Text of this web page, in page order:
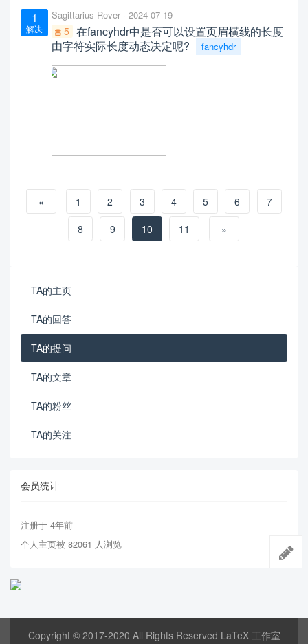
1
解决
Sagittarius Rover 2024-07-19
5 在fancyhdr中是否可以设置页眉横线的长度
由字符实际长度动态决定呢?
fancyhdr
« 1 2 3 4 5 6
7
8
9 10 11 »
TA的主页
TA的回答
TA的提问
TA的文章
TA的粉丝
TA的关注
会员统计
注册于 4年前
个人主页被 82061 人浏览
Copyright © 2017-2020 All Rights Reserved LaTeX 工作室